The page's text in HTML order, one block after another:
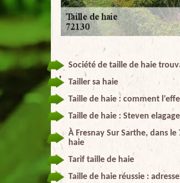
Société de taille de haie
Tailler sa haie
Taille de haie : comment
Taille de haie : Steven
À Fresnay Sur Sarthe, dans
haie
Tarif taille de haie
Taille de haie réussie :